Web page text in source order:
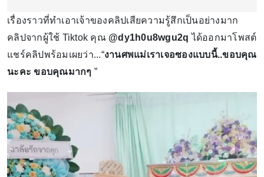
เรื่องราวที่ทำเอาเจ้าของคลิปเสียความรู้สึกเป็นอย่างมาก
คลิปจากผู้ใช้ Tiktok คุณ @dy1h0u8wgu2q ได้ออกมาโพสต์
แชร์คลิปพร้อมเผยว่า...“งานศพแม่เราเจอซองแบบนี้..ขอบคุณ
นะคะ ขอบคุณมากๆ ”